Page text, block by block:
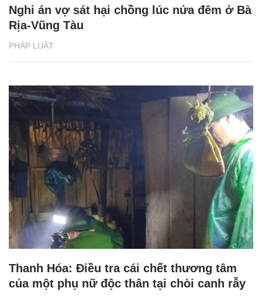
PHÁP LUẬT
Nghi án vợ sát hại chồng lúc nửa đêm ở Bà
Rịa-Vũng Tàu
Thanh Hóa: Điều tra cái chết thương tâm
của một phụ nữ độc thân tại chòi canh rẫy